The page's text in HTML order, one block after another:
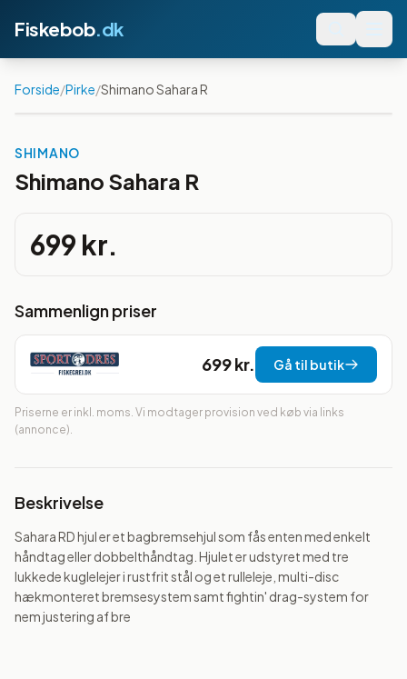
Fiskebob.dk
Forside/Pirke/Shimano Sahara R
SHIMANO
Shimano Sahara R
699 kr.
Sammenlign priser
699 kr. Gå til butik
Priserne er inkl. moms. Vi modtager provision ved køb via links
(annonce).
Beskrivelse
Sahara RD hjul er et bagbremsehjul som fås enten med enkelt
håndtag eller dobbelthåndtag. Hjulet er udstyret med tre
lukkede kuglelejer i rustfrit stål og et rulleleje, multi-disc
hækmonteret bremsesystem samt fightin' drag-system for
nem justering af bre